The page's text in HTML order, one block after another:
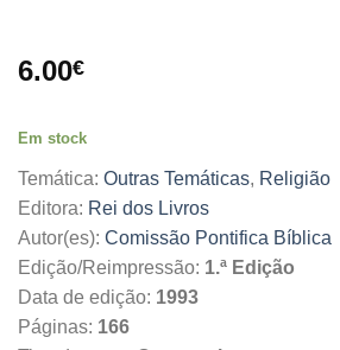
6.00€
Em stock
Temática: Outras Temáticas, Religião
Editora: Rei dos Livros
Autor(es): Comissão Pontifica Bíblica
Edição/Reimpressão: 1.ª Edição
Data de edição: 1993
Páginas: 166